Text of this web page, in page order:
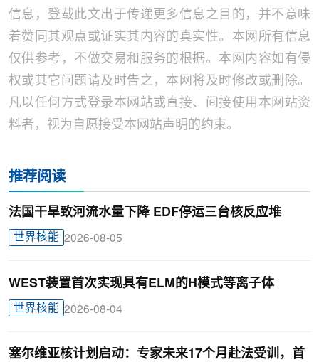
信息，登载此文出于传递更多信息之目的，并不意味
着赞同其观点或证实其内容的真实性。本网所有信息
仅供参考，不做交易和服务的根据。本网内容如有侵
权或其它问题请及时告之，本网将及时修改或删除。
凡以任何方式登录本网站或直接、间接使用本网站资
料者，视为自愿接受本网站声明的约束。
推荐阅读
法国干旱致河流水量下降 EDF停运三台核反应堆
世界核能 2026-08-05
WEST装置首次实现具有ELM的H模式等离子体
世界核能 2026-08-04
塞尔维亚核计划启动：专家未来17个月赴法受训，首